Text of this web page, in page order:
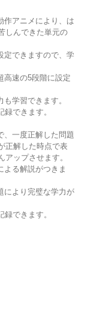
作アニメにより、は
しんできた単元の
定できますので、学
高速の5段階に設定
学習できます。
できます。
、一度正解した問題
正解した時点で表
ップさせます。
よる解説がつきま
により完璧な学力が
できます。